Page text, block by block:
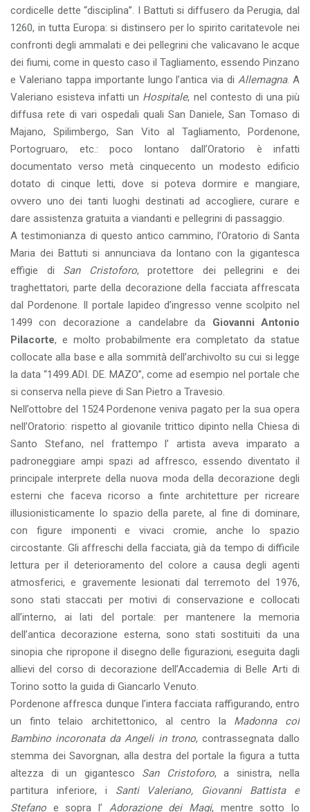
cordicelle dette “disciplina”. I Battuti si diffusero da Perugia, dal
1260, in tutta Europa: si distinsero per lo spirito caritatevole nei
confronti degli ammalati e dei pellegrini che valicavano le acque
dei fiumi, come in questo caso il Tagliamento, essendo Pinzano
e Valeriano tappa importante lungo l’antica via diAllemagna. A
Valeriano esisteva infatti un Hospitale, nel contesto di una più
diffusa rete di vari ospedali quali San Daniele, San Tomaso di
Majano, Spilimbergo, San Vito al Tagliamento, Pordenone,
Portogruaro, etc.: poco lontano dall’Oratorio è infatti
documentato verso metà cinquecento un modesto edificio
dotato di cinque letti, dove si poteva dormire e mangiare,
ovvero uno dei tanti luoghi destinati ad accogliere, curare e
dare assistenza gratuita a viandanti e pellegrini di passaggio.
A testimonianza di questo antico cammino, l’Oratorio di Santa
Maria dei Battuti si annunciava da lontano con la gigantesca
effigie di San Cristoforo, protettore dei pellegrini e dei
traghettatori, parte della decorazione della facciata affrescata
dal Pordenone. Il portale lapideo d’ingresso venne scolpito nel
1499 con decorazione a candelabre da Giovanni Antonio
Pilacorte, e molto probabilmente era completato da statue
collocate alla base e alla sommità dell’archivolto su cui si legge
la data “1499.ADI. DE. MAZO”, come ad esempio nel portale che
si conserva nella pieve di San Pietro a Travesio.
Nell’ottobre del 1524 Pordenone veniva pagato per la sua opera
nell’Oratorio: rispetto al giovanile trittico dipinto nella Chiesa di
Santo Stefano, nel frattempo l’ artista aveva imparato a
padroneggiare ampi spazi ad affresco, essendo diventato il
principale interprete della nuova moda della decorazione degli
esterni che faceva ricorso a finte architetture per ricreare
illusionisticamente lo spazio della parete, al fine di dominare,
con figure imponenti e vivaci cromie, anche lo spazio
circostante. Gli affreschi della facciata, già da tempo di difficile
lettura per il deterioramento del colore a causa degli agenti
atmosferici, e gravemente lesionati dal terremoto del 1976,
sono stati staccati per motivi di conservazione e collocati
all’interno, ai lati del portale: per mantenere la memoria
dell’antica decorazione esterna, sono stati sostituiti da una
sinopia che ripropone il disegno delle figurazioni, eseguita dagli
allievi del corso di decorazione dell’Accademia di Belle Arti di
Torino sotto la guida di Giancarlo Venuto.
Pordenone affresca dunque l’intera facciata raffigurando, entro
un finto telaio architettonico, al centro la Madonna col
Bambino incoronata da Angeli in trono, contrassegnata dallo
stemma dei Savorgnan, alla destra del portale la figura a tutta
altezza di un gigantesco San Cristoforo, a sinistra, nella
partitura inferiore, i Santi Valeriano, Giovanni Battista e
Stefano e sopra l’ Adorazione dei Magi, mentre sotto lo